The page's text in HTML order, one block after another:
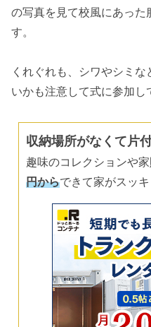
の写真を見て校風にあっ
す。
くれぐれも、シワやシミ
いかも注意して式に参加し
収納場所がなくて片
趣味のコレクションや
円からできて家がスッキ